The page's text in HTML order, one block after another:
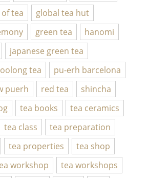
tea
global tea hut
green tea
hanomi
japanese green tea
oolong tea
pu-erh barcelona
puerh red tea
shincha
tea books
tea ceramics
tea class
tea preparation
tea properties
tea shop
workshop
tea workshops